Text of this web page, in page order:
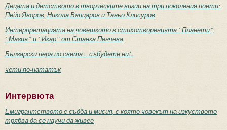
Децата и детството в творческите визии на три поколения поети:
Пейо Яворов, Никола Вапцаров и Таньо Клисуров
Интерпретацията на човешкото в стихотворенията “Планети”,
“Магия” и “Икар” от Станка Пенчева
Български пера по света – събудете ни!..
чети по-нататък
Интервюта
Емигрантството е съдба и мисия, с която човекът на изкуството
трябва да се научи да живее